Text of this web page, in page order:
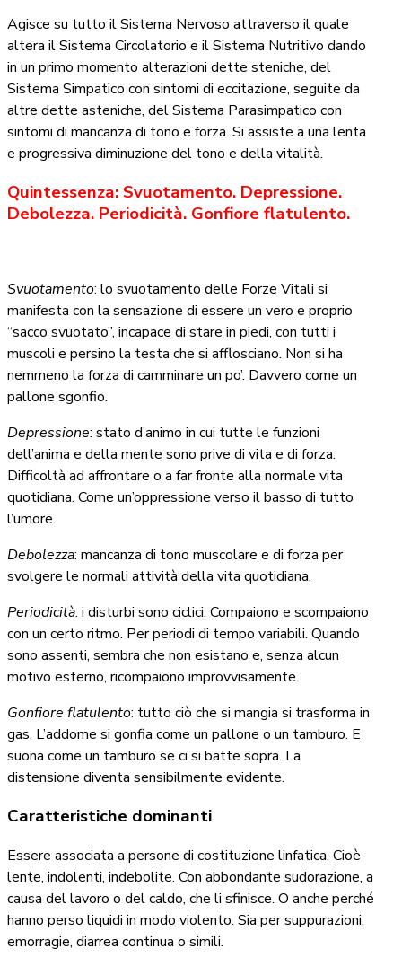
Agisce su tutto il Sistema Nervoso attraverso il quale
altera il Sistema Circolatorio e il Sistema Nutritivo dando
in un primo momento alterazioni dette steniche, del
Sistema Simpatico con sintomi di eccitazione, seguite da
altre dette asteniche, del Sistema Parasimpatico con
sintomi di mancanza di tono e forza. Si assiste a una lenta
e progressiva diminuzione del tono e della vitalità.
Quintessenza: Svuotamento. Depressione.
Debolezza. Periodicità. Gonfiore flatulento.
Svuotamento: lo svuotamento delle Forze Vitali si
manifesta con la sensazione di essere un vero e proprio
“sacco svuotato”, incapace di stare in piedi, con tutti i
muscoli e persino la testa che si afflosciano. Non si ha
nemmeno la forza di camminare un po’. Davvero come un
pallone sgonfio.
Depressione: stato d’animo in cui tutte le funzioni
dell’anima e della mente sono prive di vita e di forza.
Difficoltà ad affrontare o a far fronte alla normale vita
quotidiana. Come un’oppressione verso il basso di tutto
l’umore.
Debolezza: mancanza di tono muscolare e di forza per
svolgere le normali attività della vita quotidiana.
Periodicità: i disturbi sono ciclici. Compaiono e scompaiono
con un certo ritmo. Per periodi di tempo variabili. Quando
sono assenti, sembra che non esistano e, senza alcun
motivo esterno, ricompaiono improvvisamente.
Gonfiore flatulento: tutto ciò che si mangia si trasforma in
gas. L’addome si gonfia come un pallone o un tamburo. E
suona come un tamburo se ci si batte sopra. La
distensione diventa sensibilmente evidente.
Caratteristiche dominanti
Essere associata a persone di costituzione linfatica. Cioè
lente, indolenti, indebolite. Con abbondante sudorazione, a
causa del lavoro o del caldo, che li sfinisce. O anche perché
hanno perso liquidi in modo violento. Sia per suppurazioni,
emorragie, diarrea continua o simili.